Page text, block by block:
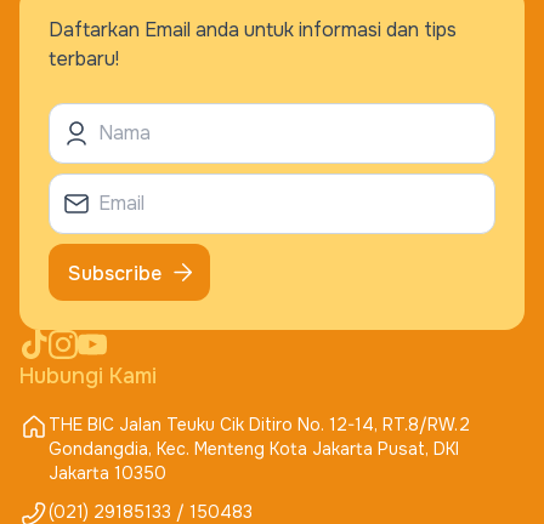
Hubungi Kami
THE BIC Jalan Teuku Cik Ditiro No. 12-14, RT.8/RW.2
Gondangdia, Kec. Menteng Kota Jakarta Pusat, DKI
Jakarta 10350
(021) 29185133 / 150483
Daftarkan Email anda untuk informasi dan tips
terbaru!
Subscribe